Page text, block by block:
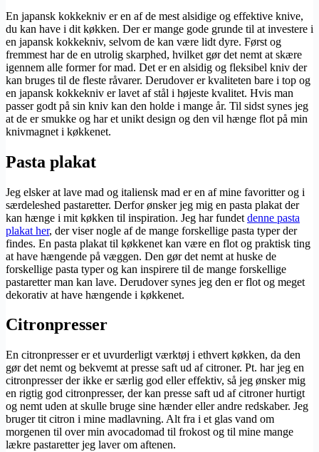
En japansk kokkekniv er en af de mest alsidige og effektive knive,
du kan have i dit køkken. Der er mange gode grunde til at investere i
en japansk kokkekniv, selvom de kan være lidt dyre. Først og
fremmest har de en utrolig skarphed, hvilket gør det nemt at skære
igennem alle former for mad. Det er en alsidig og fleksibel kniv der
kan bruges til de fleste råvarer. Derudover er kvaliteten bare i top og
en japansk kokkekniv er lavet af stål i højeste kvalitet. Hvis man
passer godt på sin kniv kan den holde i mange år. Til sidst synes jeg
at de er smukke og har et unikt design og den vil hænge flot på min
knivmagnet i køkkenet.
Pasta plakat
Jeg elsker at lave mad og italiensk mad er en af mine favoritter og i
særdeleshed pastaretter. Derfor ønsker jeg mig en pasta plakat der
kan hænge i mit køkken til inspiration. Jeg har fundet denne pasta
plakat her, der viser nogle af de mange forskellige pasta typer der
findes. En pasta plakat til køkkenet kan være en flot og praktisk ting
at have hængende på væggen. Den gør det nemt at huske de
forskellige pasta typer og kan inspirere til de mange forskellige
pastaretter man kan lave. Derudover synes jeg den er flot og meget
dekorativ at have hængende i køkkenet.
Citronpresser
En citronpresser er et uvurderligt værktøj i ethvert køkken, da den
gør det nemt og bekvemt at presse saft ud af citroner. Pt. har jeg en
citronpresser der ikke er særlig god eller effektiv, så jeg ønsker mig
en rigtig god citronpresser, der kan presse saft ud af citroner hurtigt
og nemt uden at skulle bruge sine hænder eller andre redskaber. Jeg
bruger tit citron i mine madlavning. Alt fra i et glas vand om
morgenen til over min avocadomad til frokost og til mine mange
lækre pastaretter jeg laver om aftenen.